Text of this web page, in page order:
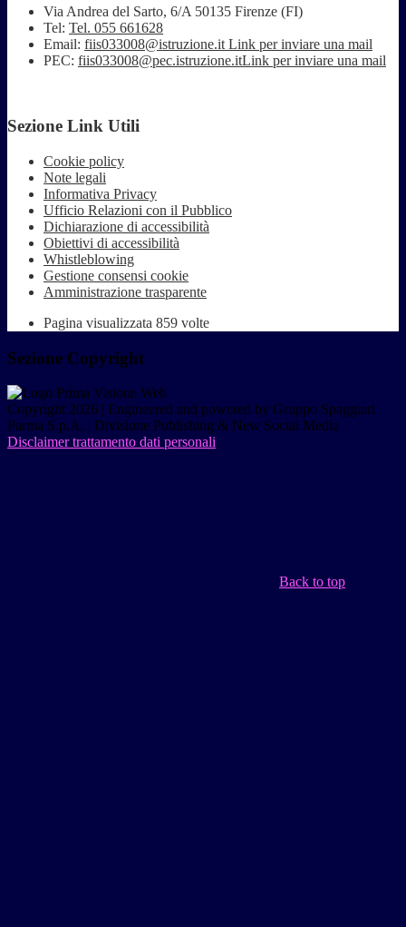
Via Andrea del Sarto, 6/A 50135 Firenze (FI)
Tel: Tel. 055 661628
Email: fiis033008@istruzione.it Link per inviare una mail
PEC: fiis033008@pec.istruzione.itLink per inviare una mail
Sezione Link Utili
Cookie policy
Note legali
Informativa Privacy
Ufficio Relazioni con il Pubblico
Dichiarazione di accessibilità
Obiettivi di accessibilità
Whistleblowing
Gestione consensi cookie
Amministrazione trasparente
Pagina visualizzata 859 volte
Sezione Copyright
Copyright 2026 | Engineered and powered by Gruppo Spaggiari
Parma S.p.A. | Divisione Publishing & New Social Media
Disclaimer trattamento dati personali
Back to top